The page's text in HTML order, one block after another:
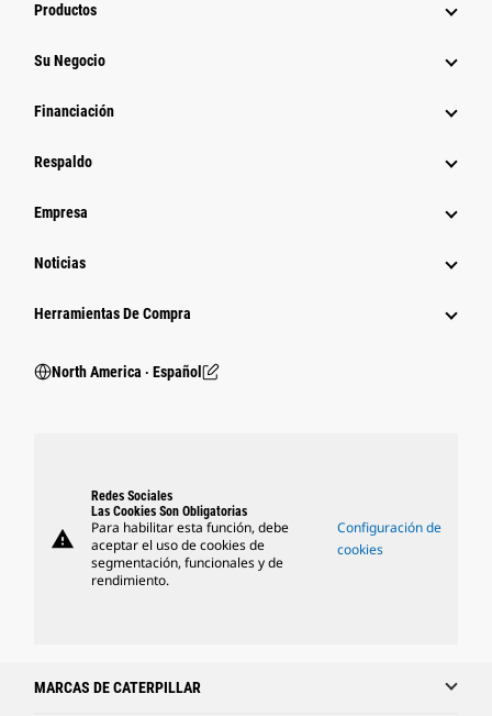
Productos
Su Negocio
Financiación
Respaldo
Empresa
Noticias
Herramientas De Compra
North America ‧ Español
warning
Redes Sociales
Las Cookies Son Obligatorias
Para habilitar esta función, debe
aceptar el uso de cookies de
segmentación, funcionales y de
rendimiento.
Configuración de
cookies
MARCAS DE CATERPILLAR